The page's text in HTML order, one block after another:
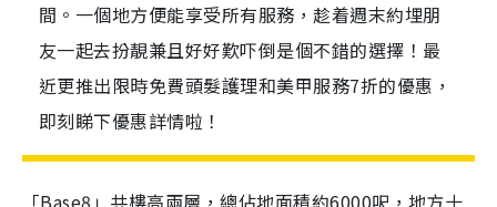
間。一個地方便能享受所有服務，趁着週末約埋朋
友一起去扮靚兼且好好歎吓倒是個不錯的選擇！最
近更推出限時免費頭髮護理和美甲服務7折的優惠，
即刻睇下優惠詳情啦！
「Base8」共樓高兩層，總佔地面積約6000呎，地方十